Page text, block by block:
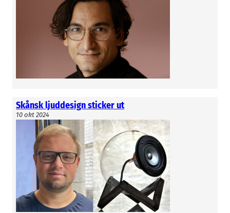
Skånsk ljuddesign sticker ut
10 okt 2024